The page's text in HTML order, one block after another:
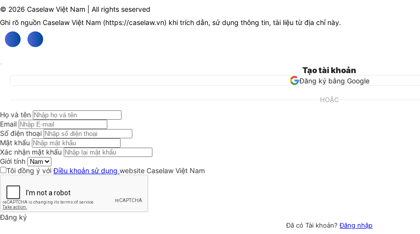
© 2026 Caselaw Việt Nam | All rights seserved
Ghi rõ nguồn Caselaw Việt Nam (https://caselaw.vn) khi trích dẫn, sử dụng thông tin, tài liệu từ địa chỉ này.
Tạo tài khoản
Đăng ký bằng Google
HOẶC
Họ và tên
Email
Số điện thoại
Mật khẩu
Xác nhận mật khẩu
Giới tính
Tôi đồng ý vớiĐiều khoản sử dụng website Caselaw Việt Nam
Đăng ký
Đã có Tài khoản?Đăng nhập